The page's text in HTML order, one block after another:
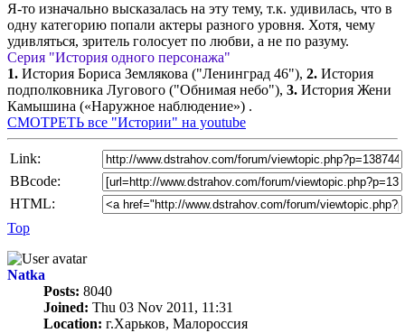
Я-то изначально высказалась на эту тему, т.к. удивилась, что в
одну категорию попали актеры разного уровня. Хотя, чему
удивляться, зритель голосует по любви, а не по разуму.
Серия "История одного персонажа"
1. История Бориса Землякова ("Ленинград 46"), 2. История
подполковника Лугового ("Обнимая небо"), 3. История Жени
Камышина («Наружное наблюдение») .
СМОТРЕТЬ все "Истории" на youtube
Link:
BBcode:
HTML:
Top
Natka
Posts: 8040
Joined: Thu 03 Nov 2011, 11:31
Location: г.Харьков, Малороссия